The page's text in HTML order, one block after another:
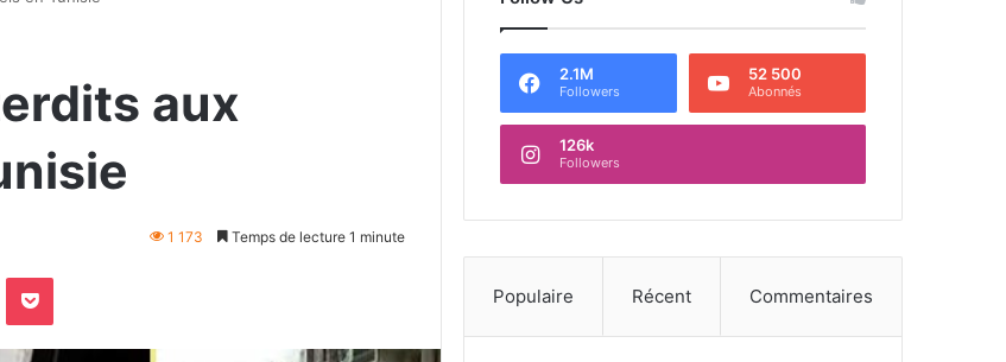
aux
1 173 Temps de lecture 1 minute
Pocket
2.1M
Followers
52 500
Abonnés
126k
Followers
Populaire Récent Commentaires